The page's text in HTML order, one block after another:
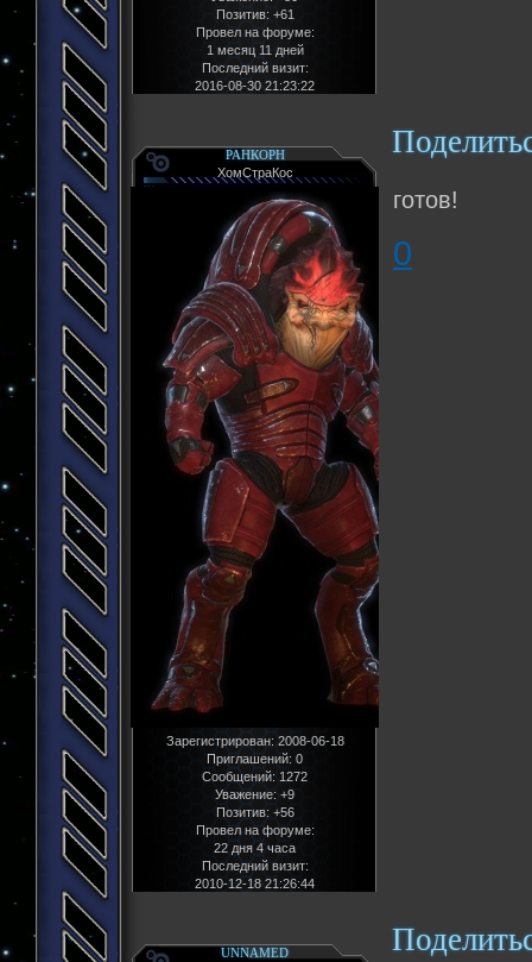
Позитив: +61
Провел на форуме:
1 месяц 11 дней
Последний визит:
2016-08-30 21:23:22
РАНКОРН
ХомСтраКос
Зарегистрирован: 2008-06-18
Приглашений: 0
Сообщений: 1272
Уважение: +9
Позитив: +56
Провел на форуме:
22 дня 4 часа
Последний визит:
2010-12-18 21:26:44
готов!
0
UNNAMED